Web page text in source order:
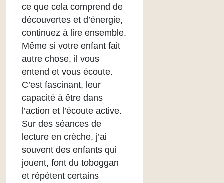
ce que cela comprend de
découvertes et d’énergie,
continuez à lire ensemble.
Même si votre enfant fait
autre chose, il vous
entend et vous écoute.
C’est fascinant, leur
capacité à être dans
l’action et l’écoute active.
Sur des séances de
lecture en crèche, j’ai
souvent des enfants qui
jouent, font du toboggan
et répètent certains